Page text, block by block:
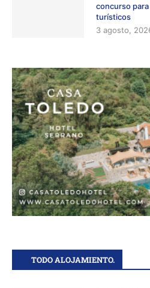
concurso
turísticos
3 agosto,
TODO ALOJAMIENTO.